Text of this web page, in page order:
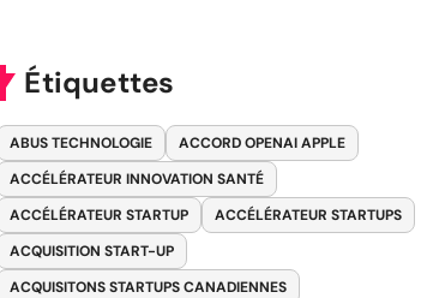
Étiquettes
ABUS TECHNOLOGIE
ACCORD OPENAI APPLE
ACCÉLÉRATEUR INNOVATION SANTÉ
ACCÉLÉRATEUR STARTUP
ACCÉLÉRATEUR STARTUPS
ACQUISITION START-UP
ACQUISITONS STARTUPS CANADIENNES